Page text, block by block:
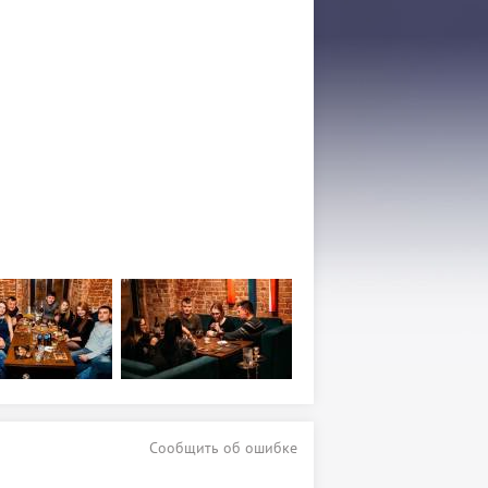
Сообщить об ошибке